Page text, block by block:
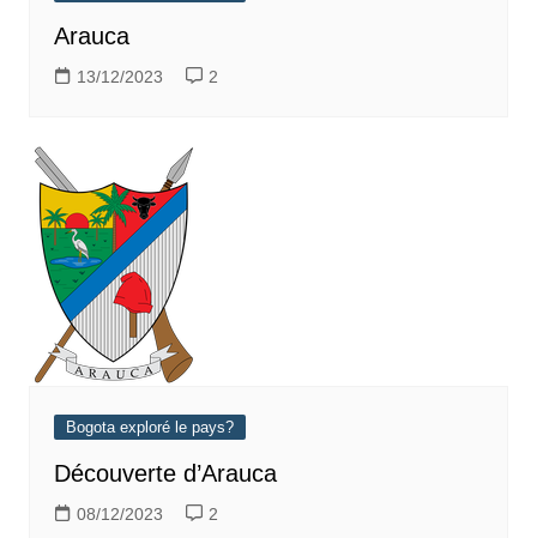
Arauca
13/12/2023 2
Bogota exploré le pays?
Découverte d’Arauca
08/12/2023 2